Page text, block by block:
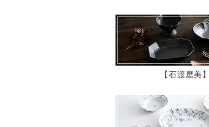
石渡磨美